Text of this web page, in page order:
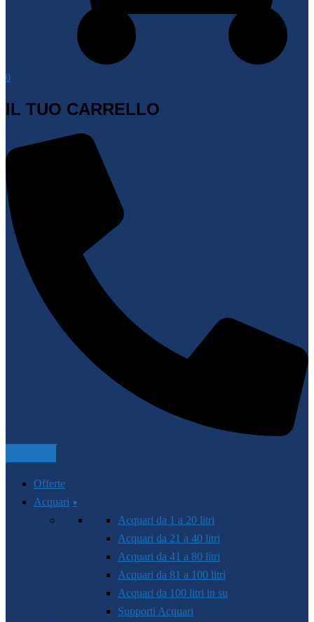
0
IL TUO CARRELLO
Offerte
Acquari
Acquari da 1 a 20 litri
Acquari da 21 a 40 litri
Acquari da 41 a 80 litri
Acquari da 81 a 100 litri
Acquari da 100 litri in su
Supporti Acquari